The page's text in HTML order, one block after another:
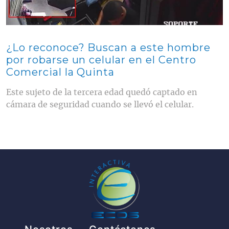
¿Lo reconoce? Buscan a este hombre
por robarse un celular en el Centro
Comercial la Quinta
Este sujeto de la tercera edad quedó captado en
cámara de seguridad cuando se llevó el celular.